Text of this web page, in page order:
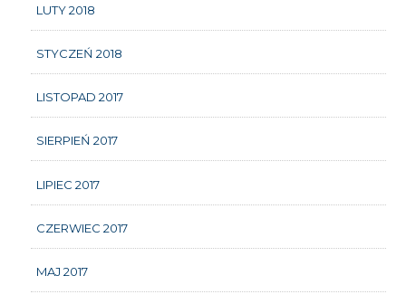
LUTY 2018
STYCZEŃ 2018
LISTOPAD 2017
SIERPIEŃ 2017
LIPIEC 2017
CZERWIEC 2017
MAJ 2017